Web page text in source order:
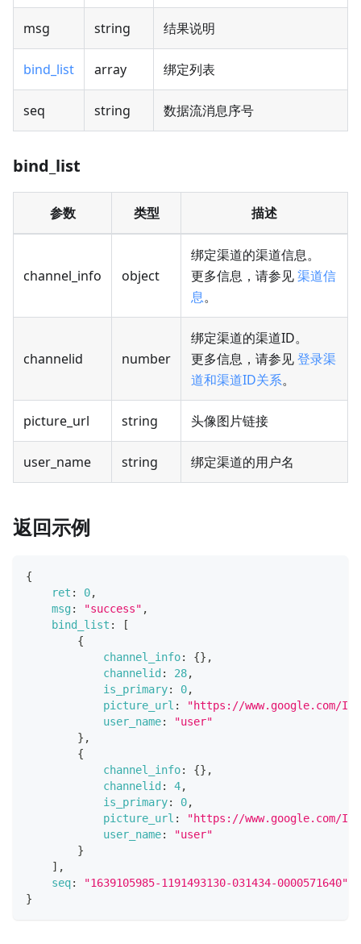
msg string 结果说明
bind_list array 绑定列表
seq string 数据流消息序号
bind_list
参数 类型 描述
channel_info object
绑定渠道的渠道信息。
更多信息，请参见渠道信
息。
channelid number
绑定渠道的渠道ID。
更多信息，请参见登录渠
道和渠道ID关系。
picture_url string 头像图片链接
user_name string 绑定渠道的用户名
返回示例
{
ret : 0,
msg: "success" ,
bind_list :
[
{
channel_info: {} ,
channelid : 28,
is_primary: 0,
picture_url :
"https://www.google.com/
user_name:
"user"
} ,
{
channel_info: {} ,
channelid : 4,
is_primary: 0,
picture_url :
"https://www.google.com/
user_name:
"user"
}
] ,
seq: "1639105985-1191493130-031434-0000571640"
}